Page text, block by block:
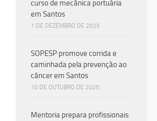
curso de mecânica portuária
em Santos
1 DE DEZEMBRO DE 2025
SOPESP promove corrida e
caminhada pela prevenção ao
câncer em Santos
10 DE OUTUBRO DE 2025
Mentoria prepara profissionais